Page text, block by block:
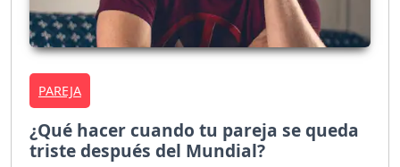
PAREJA
¿Qué hacer cuando tu pareja se queda
triste después del Mundial?